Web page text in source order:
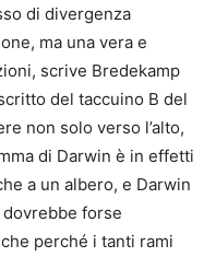
di divergenza
ma una vera e
scrive Bredekamp
del taccuino B del
non solo verso l’alto,
di Darwin è in effetti
a un albero, e Darwin
dovrebbe forse
perché i tanti rami